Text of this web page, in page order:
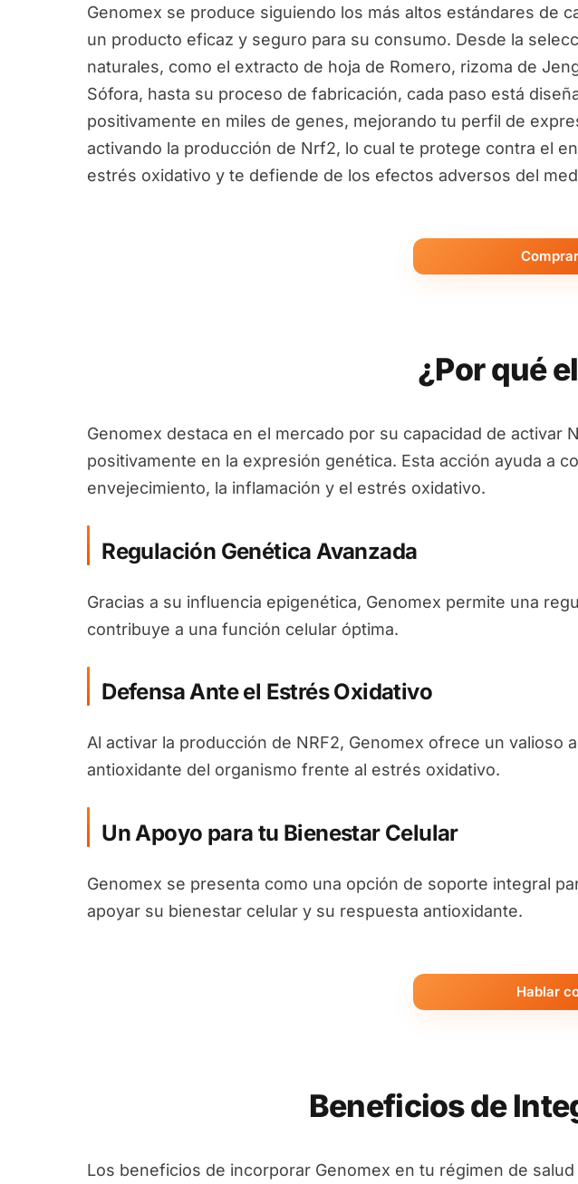
Genomex se produce siguiendo los más altos estándares de
un producto eficaz y seguro para su consumo. Desde la
naturales, como el extracto de hoja de Romero, rizoma de
Sófora, hasta su proceso de fabricación, cada paso está
positivamente en miles de genes, mejorando tu perfil de
activando la producción de Nrf2, lo cual te protege contra el
estrés oxidativo y te defiende de los efectos adversos del
¿Por qué
Genomex destaca en el mercado por su capacidad de activar
positivamente en la expresión genética. Esta acción ayuda a
envejecimiento, la inflamación y el estrés oxidativo.
Regulación Genética Avanzada
Gracias a su influencia epigenética, Genomex permite una
contribuye a una función celular óptima.
Defensa Ante el Estrés Oxidativo
Al activar la producción de NRF2, Genomex ofrece un valioso
antioxidante del organismo frente al estrés oxidativo.
Un Apoyo para tu Bienestar Celular
Genomex se presenta como una opción de soporte integral
apoyar su bienestar celular y su respuesta antioxidante.
Hablar
Beneficios de
Los beneficios de incorporar Genomex en tu régimen de